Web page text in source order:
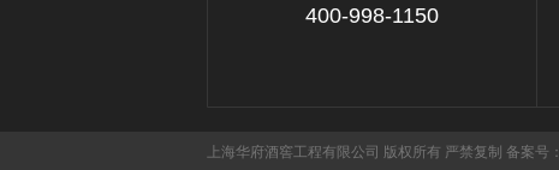
400-998-1150
上海华府酒窖工程有限公司 版权所有 严禁复制 备案号：